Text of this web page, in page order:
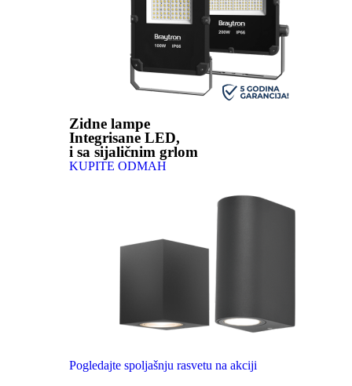
Zidne lampe
Integrisane LED,
i sa sijaličnim grlom
KUPITE ODMAH
Pogledajte spoljašnju rasvetu na akciji